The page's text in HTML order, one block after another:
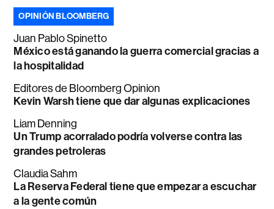
OPINIÓN BLOOMBERG
Juan Pablo Spinetto
México está ganando la guerra comercial gracias a
la hospitalidad
Editores de Bloomberg Opinion
Kevin Warsh tiene que dar algunas explicaciones
Liam Denning
Un Trump acorralado podría volverse contra las
grandes petroleras
Claudia Sahm
La Reserva Federal tiene que empezar a escuchar
a la gente común